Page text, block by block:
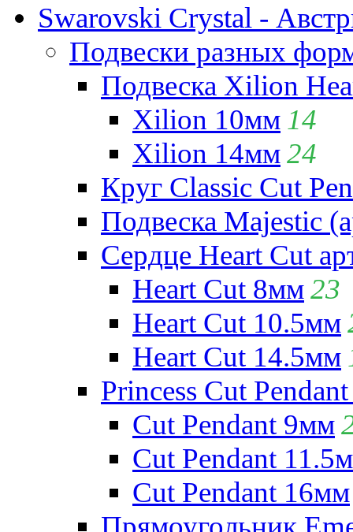
Swarovski Crystal -
Подвески разных
Подвеска Xilion
Xilion 10мм 14
Xilion 14мм24
Круг Classic Cut
Подвеска Majestic
Сердце Heart Cut
Heart Cut 8мм23
Heart Cut 10.5мм
Heart Cut 14.5мм
Princess Cut
Cut Pendant 9мм
Cut Pendant
Cut Pendant 16мм